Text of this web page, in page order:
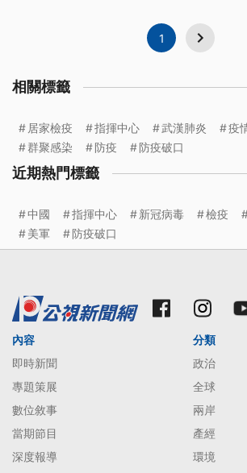
1
相關標籤
居家檢疫 指揮中心 武漢肺炎 疫
群聚感染
防疫 防疫破口
近期熱門標籤
中國 指揮中心 新冠病毒 檢疫
美軍
防疫破口
內容
即時新聞
專題策展
數位敘事
當期節目
深度報導
分類
政治
全球
兩岸
產經
環境